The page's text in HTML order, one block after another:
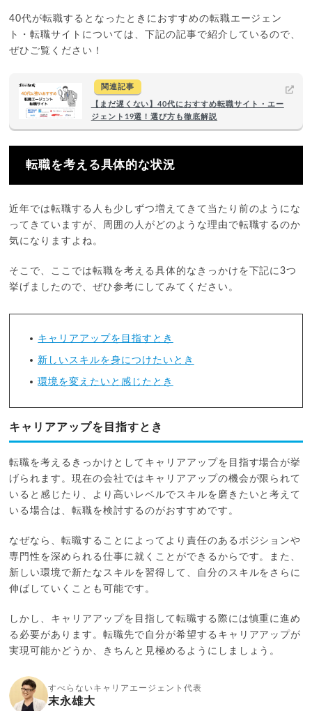
40代が転職するとなったときにおすすめの転職エージェン
ト・転職サイトについては、下記の記事で紹介しているので、
ぜひご覧ください！
関連記事
【まだ遅くない】40代におすすめ転職サイト・エー
ジェント19選！選び方も徹底解説
転職を考える具体的な状況
近年では転職する人も少しずつ増えてきて当たり前のようにな
ってきていますが、周囲の人がどのような理由で転職するのか
気になりますよね。
そこで、ここでは転職を考える具体的なきっかけを下記に3つ
挙げましたので、ぜひ参考にしてみてください。
キャリアアップを目指すとき
新しいスキルを身につけたいとき
環境を変えたいと感じたとき
キャリアアップを目指すとき
転職を考えるきっかけとしてキャリアアップを目指す場合が挙
げられます。現在の会社ではキャリアアップの機会が限られて
いると感じたり、より高いレベルでスキルを磨きたいと考えて
いる場合は、転職を検討するのがおすすめです。
なぜなら、転職することによってより責任のあるポジションや
専門性を深められる仕事に就くことができるからです。また、
新しい環境で新たなスキルを習得して、自分のスキルをさらに
伸ばしていくことも可能です。
しかし、キャリアアップを目指して転職する際には慎重に進め
る必要があります。転職先で自分が希望するキャリアアップが
実現可能かどうか、きちんと見極めるようにしましょう。
すべらないキャリアエージェント代表
末永雄大